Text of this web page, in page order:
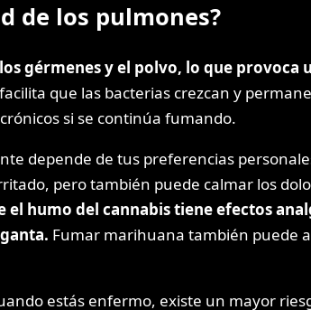
de los pulmones?
gérmenes y el polvo, lo que
que las bacterias crezcan y
si se continúa fumando.
depende de tus preferencias
pero también puede calmar los
humo del cannabis tiene efectos
Fumar marihuana también puede
estás enfermo, existe un mayor